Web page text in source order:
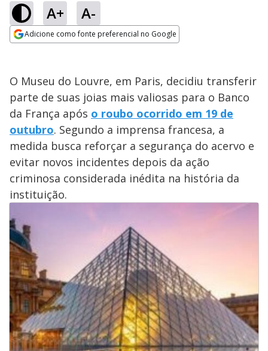
A+ A-
Adicione como fonte preferencial no Google
O Museu do Louvre, em Paris, decidiu transferir
parte de suas joias mais valiosas para o Banco
da França após o roubo ocorrido em 19 de
outubro. Segundo a imprensa francesa, a
medida busca reforçar a segurança do acervo e
evitar novos incidentes depois da ação
criminosa considerada inédita na história da
instituição.